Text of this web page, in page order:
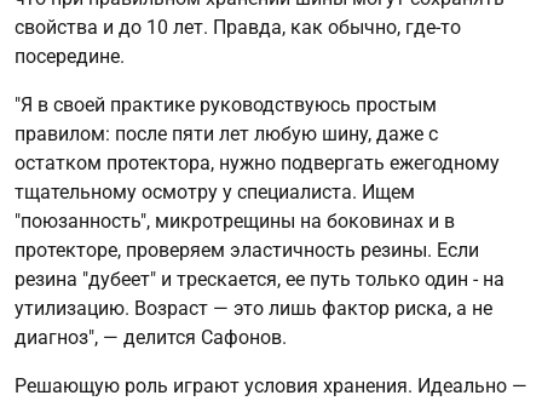
свойства и до 10 лет. Правда, как обычно, где-то
посередине.
"Я в своей практике руководствуюсь простым
правилом: после пяти лет любую шину, даже с
остатком протектора, нужно подвергать ежегодному
тщательному осмотру у специалиста. Ищем
"поюзанность", микротрещины на боковинах и в
протекторе, проверяем эластичность резины. Если
резина "дубеет" и трескается, ее путь только один - на
утилизацию. Возраст — это лишь фактор риска, а не
диагноз", — делится Сафонов.
Решающую роль играют условия хранения. Идеально —